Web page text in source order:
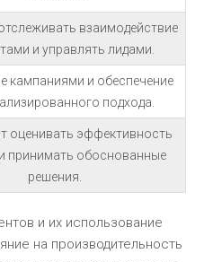
взаимодействие
и управлять лидами.
кампаниями и обеспечение
подхода.
оценивать эффективность
принимать обоснованные
решения.
и их использование
на производительность